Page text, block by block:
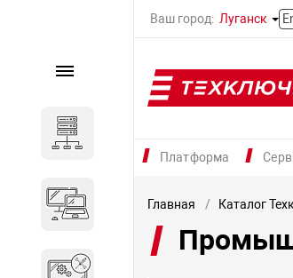
Ваш город: Луганск
Платформа
Каталог
Компьютеры и ноутбуки
Комплектующие для
Главная Каталог